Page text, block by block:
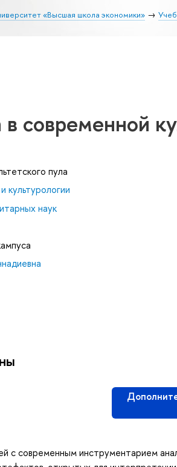
«Высшая школа экономики»
современной
пула
наук
с современным инструментарием